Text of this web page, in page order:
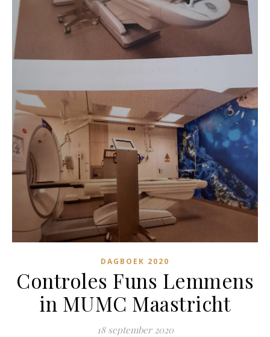
DAGBOEK 2020
Controles Funs Lemmens
in MUMC Maastricht
18 september 2020